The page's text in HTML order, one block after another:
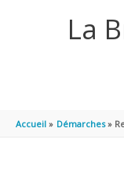
La
Accueil Démarches